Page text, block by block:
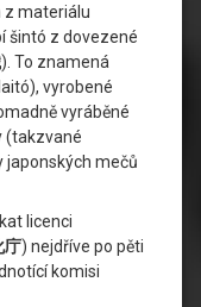
z materiálu
šintó z dovezené
). To znamená
vyrobené
vyráběné
(takzvané
japonských mečů
licenci
庁) nejdříve po pěti
komisi